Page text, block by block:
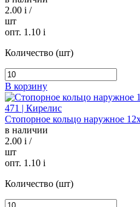
2.00 i /
шт
опт. 1.10 i
Количество (шт)
В корзину
Стопорное кольцо наружное
в наличии
2.00 i /
шт
опт. 1.10 i
Количество (шт)